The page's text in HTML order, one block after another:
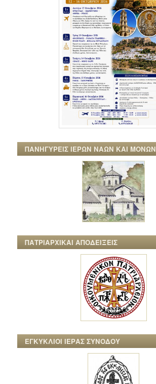
ΠΑΝΗΓΥΡΕΙΣ ΙΕΡΩΝ ΝΑΩΝ ΚΑΙ ΜΟΝΩΝ
ΠΑΤΡΙΑΡΧΙΚΑΙ ΑΠΟΔΕΙΞΕΙΣ
ΕΓΚΥΚΛΙΟΙ ΙΕΡΑΣ ΣΥΝΟΔΟΥ